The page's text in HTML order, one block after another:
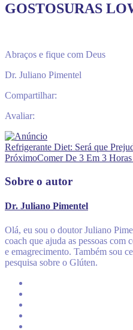
GOSTOSURAS
Abraços e fique com Deus
Dr. Juliano Pimentel
Compartilhar:
Avaliar:
Refrigerante Diet: Será que
PróximoComer De 3 Em 3
Sobre o autor
Dr. Juliano Pimentel
Olá, eu sou o doutor Juliano
coach que ajuda as pessoas com
e emagrecimento. Também sou
pesquisa sobre o Glúten.